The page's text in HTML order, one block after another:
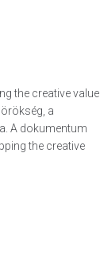
the creative value
a
A dokumentum
the creative